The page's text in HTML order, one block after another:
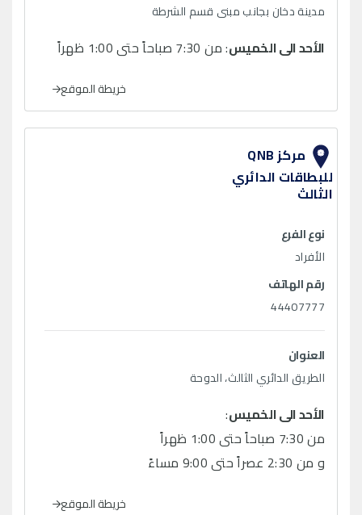
مدينة دخان بجانب مبنى قسم الشرطة
الأحد الى الخميس: من 7:30 صباحاً حتى 1:00 ظهراً
خريطة الموقع
مركز QNB
للبطاقات الدائري
الثالث
نوع الفرع
الأفراد
رقم الهاتف
44407777
العنوان
الطريق الدائري الثالث، الدوحة
الأحد الى الخميس:
من 7:30 صباحاً حتى 1:00 ظهراً
و من 2:30 عصراً حتى 9:00 مساءً
خريطة الموقع